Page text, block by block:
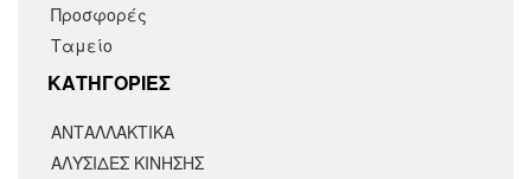
Προσφορές
Ταμείο
KΑΤΗΓΟΡΙΕΣ
ΑΝΤΑΛΛΑΚΤΙΚΆ
ΑΛΥΣΙΔΕΣ ΚΙΝΗΣΗΣ